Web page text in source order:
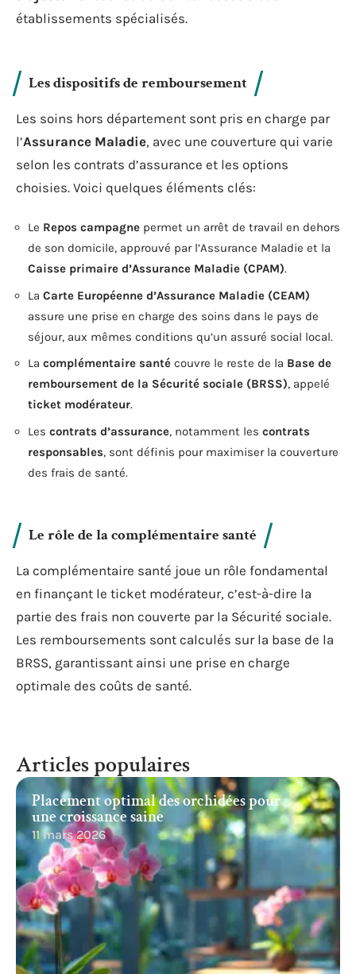
établissements spécialisés.
Les dispositifs de remboursement
Les soins hors département sont pris en charge par
l’Assurance Maladie, avec une couverture qui varie
selon les contrats d’assurance et les options
choisies. Voici quelques éléments clés:
Le Repos campagne permet un arrêt de travail en dehors
de son domicile, approuvé par l’Assurance Maladie et la
Caisse primaire d’Assurance Maladie (CPAM).
La Carte Européenne d’Assurance Maladie (CEAM)
assure une prise en charge des soins dans le pays de
séjour, aux mêmes conditions qu’un assuré social local.
La complémentaire santé couvre le reste de la Base de
remboursement de la Sécurité sociale (BRSS), appelé
ticket modérateur.
Les contrats d’assurance, notamment les contrats
responsables, sont définis pour maximiser la couverture
des frais de santé.
Le rôle de la complémentaire santé
La complémentaire santé joue un rôle fondamental
en finançant le ticket modérateur, c’est-à-dire la
partie des frais non couverte par la Sécurité sociale.
Les remboursements sont calculés sur la base de la
BRSS, garantissant ainsi une prise en charge
optimale des coûts de santé.
Articles populaires
Placement optimal des orchidées pour
une croissance saine
11 mars 2026